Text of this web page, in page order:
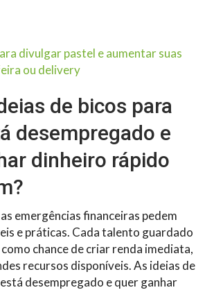
divulgar pastel e aumentar suas
ou delivery
de bicos para
desempregado e
dinheiro rápido
emergências financeiras pedem
e práticas. Cada talento guardado
chance de criar renda imediata,
recursos disponíveis. As ideias de
desempregado e quer ganhar